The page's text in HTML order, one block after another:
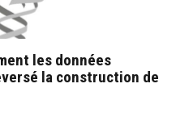
les données
la construction de